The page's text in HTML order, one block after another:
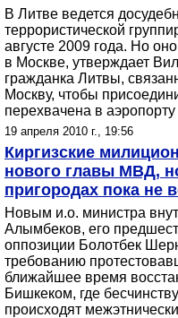
В Литве ведется
террористической
августе 2009 года. Но
в Москве, утверждает
гражданка Литвы,
Москву, чтобы
перехвачена в
19 апреля 2010 г., 19:56
Киргизские
нового главы МВД,
пригородах пока не
Новым и.о. министра
Алымбеков, его
оппозиции Болотбек
требованию
ближайшее время
Бишкеком, где
происходят